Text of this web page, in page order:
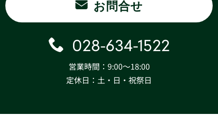
お問合せ
028-634-1522
営業時間：9:00〜18:00
定休日：土・日・祝祭日